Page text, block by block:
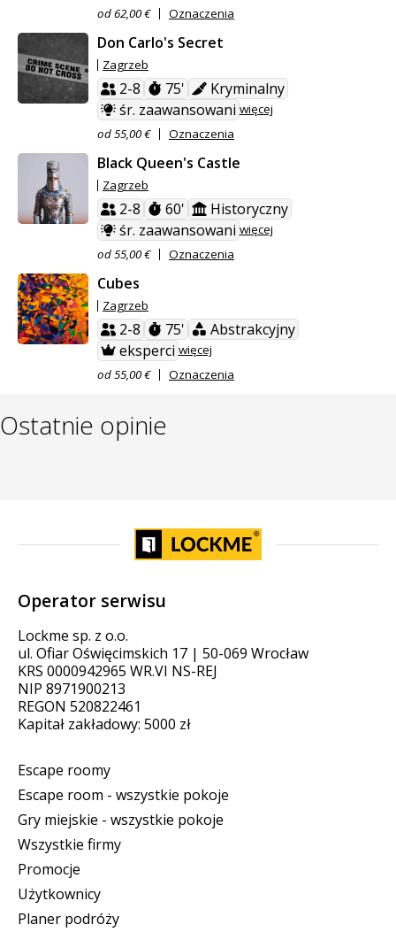
od 62,00 €
Oznaczenia
Don Carlo's Secret
Zagrzeb
2-8 75'
Kryminalny
śr. zaawansowani więcej
od 55,00 €
Oznaczenia
Black Queen's Castle
Zagrzeb
2-8 60'
Historyczny
śr. zaawansowani więcej
od 55,00 €
Oznaczenia
Cubes
Zagrzeb
2-8 75'
Abstrakcyjny
eksperci więcej
od 55,00 €
Oznaczenia
Ostatnie opinie
Operator serwisu
Lockme sp. z o.o.
ul. Ofiar Oświęcimskich 17 | 50-069 Wrocław
KRS 0000942965 WR.VI NS-REJ
NIP 8971900213
REGON 520822461
Kapitał zakładowy: 5000 zł
Escape roomy
Escape room - wszystkie pokoje
Gry miejskie - wszystkie pokoje
Wszystkie firmy
Promocje
Użytkownicy
Planer podróży